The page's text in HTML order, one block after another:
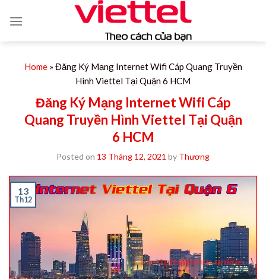
Home» Đăng Ký Mạng Internet Wifi Cáp Quang Truyền
Hình Viettel Tại Quận 6 HCM
Đăng Ký Mạng Internet Wifi Cáp
Quang Truyền Hình Viettel Tại Quận
6 HCM
Posted on 13 Tháng 12, 2021 by Thương
13
Th12